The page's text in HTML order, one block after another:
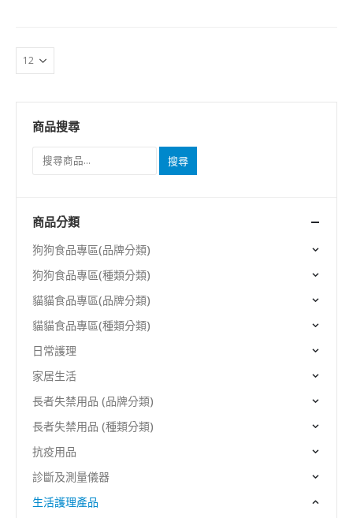
商品搜尋
搜尋
商品分類
狗狗食品專區(品牌分類)
狗狗食品專區(種類分類)
貓貓食品專區(品牌分類)
貓貓食品專區(種類分類)
日常護理
家居生活
長者失禁用品 (品牌分類)
長者失禁用品 (種類分類)
抗疫用品
診斷及測量儀器
生活護理產品